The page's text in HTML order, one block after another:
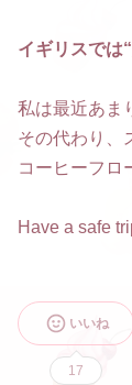
イギリスでは“
私は最近あま
その代わり、
コーヒーフロ
Have a safe
いいね
17